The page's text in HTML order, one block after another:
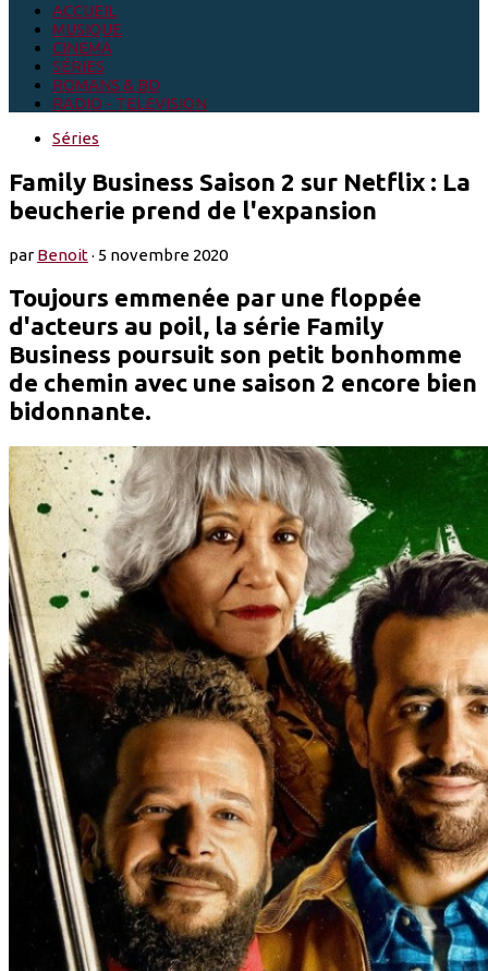
ACCUEIL
MUSIQUE
CINEMA
SÉRIES
ROMANS & BD
RADIO - TELEVISION
Séries
Family Business Saison 2 sur Netflix : La
beucherie prend de l'expansion
parBenoit· 5 novembre 2020
Toujours emmenée par une floppée
d'acteurs au poil, la série Family
Business poursuit son petit bonhomme
de chemin avec une saison 2 encore bien
bidonnante.